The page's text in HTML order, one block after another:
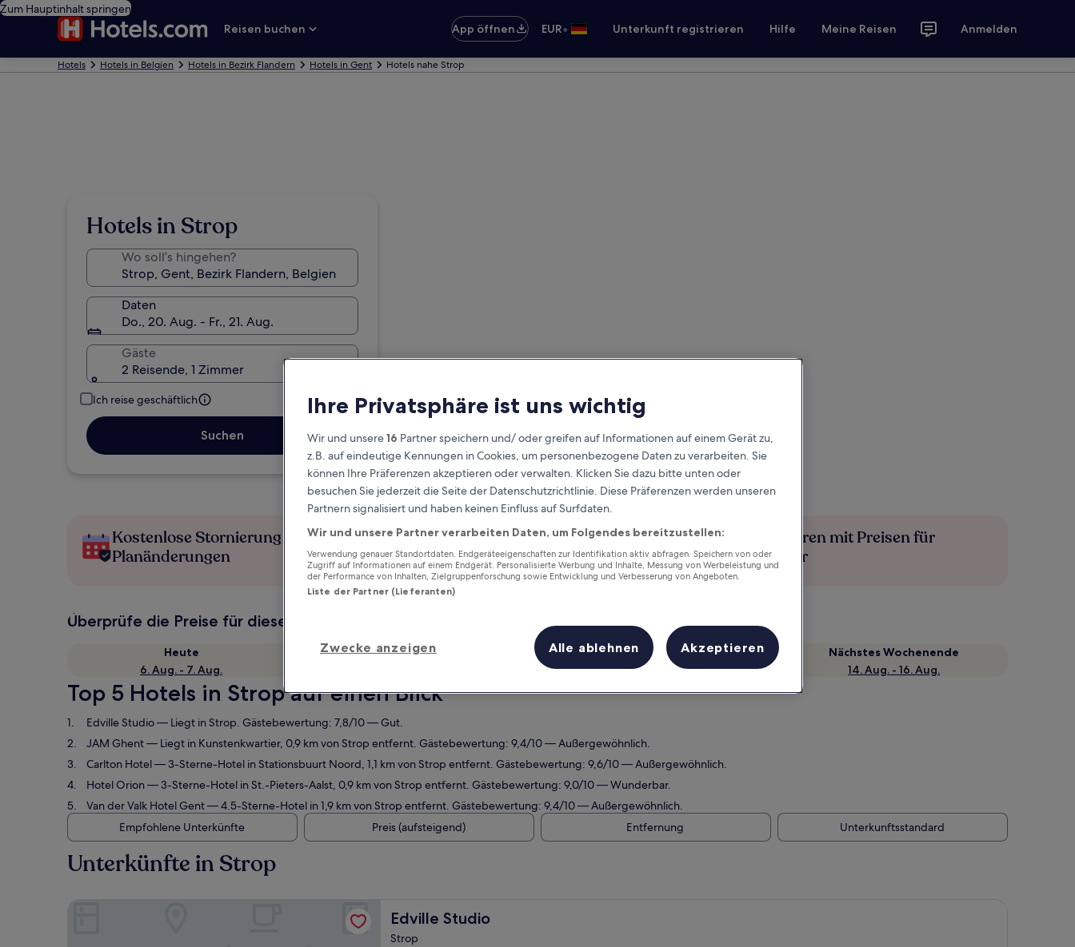
Zum Hauptinhalt springen
Reisen buchen
App öffnen EUR• Unterkunft registrieren Hilfe Meine Reisen Anmelden
Hotels Hotels in Belgien Hotels in Bezirk Flandern Hotels in Gent Hotels nahe Strop
Hotels in Strop
Wo soll’s hingehen?
Daten
Do., 20. Aug. - Fr., 21. Aug.
Gäste
2 Reisende, 1 Zimmer
Ich reise geschäftlich
Suchen
Kostenlose Stornierung bei
Planänderungen
Verdiene Prämien für jede
wahrgenommene Übernachtung
Mehr sparen mit Preisen für
Mitglieder
Überprüfe die Preise für diese Daten
Heute
6. Aug. - 7. Aug.
Morgen
Dieses Wochenende
7. Aug. - 9. Aug.
Nächstes Wochenende
14. Aug. - 16. Aug.
Top 5 Hotels in Strop auf einen Blick
Edville Studio— Liegt in Strop. Gästebewertung: 7,8/10 — Gut.
JAM Ghent— Liegt in Kunstenkwartier, 0,9 km von Strop entfernt. Gästebewertung: 9,4/10 — Außergewöhnlich.
Carlton Hotel— 3-Sterne-Hotel in Stationsbuurt Noord, 1,1 km von Strop entfernt. Gästebewertung: 9,6/10 — Außergewöhnlich.
Hotel Orion— 3-Sterne-Hotel in St.-Pieters-Aalst, 0,9 km von Strop entfernt. Gästebewertung: 9,0/10 — Wunderbar.
Van der Valk Hotel Gent— 4.5-Sterne-Hotel in 1,9 km von Strop entfernt. Gästebewertung: 9,4/10 — Außergewöhnlich.
Empfohlene Unterkünfte
Preis (aufsteigend) Entfernung Unterkunftsstandard
Unterkünfte in Strop
Edville Studio
Edville Studio
Strop
Ihre Privatsphäre ist uns wichtig
Wir und unsere16 Partner speichern und/ oder greifen auf Informationen auf einem Gerät zu,
z.B. auf eindeutige Kennungen in Cookies, um personenbezogene Daten zu verarbeiten. Sie
können Ihre Präferenzen akzeptieren oder verwalten. Klicken Sie dazu bitte unten oder
besuchen Sie jederzeit die Seite der Datenschutzrichtlinie. Diese Präferenzen werden unseren
Partnern signalisiert und haben keinen Einfluss auf Surfdaten.
Wir und unsere Partner verarbeiten Daten, um Folgendes bereitzustellen:
Verwendung genauer Standortdaten. Endgeräteeigenschaften zur Identifikation aktiv abfragen. Speichern von oder
Zugriff auf Informationen auf einem Endgerät. Personalisierte Werbung und Inhalte, Messung von Werbeleistung und
der Performance von Inhalten, Zielgruppenforschung sowie Entwicklung und Verbesserung von Angeboten.
Liste der Partner (Lieferanten)
Zwecke anzeigen Alle ablehnen Akzeptieren